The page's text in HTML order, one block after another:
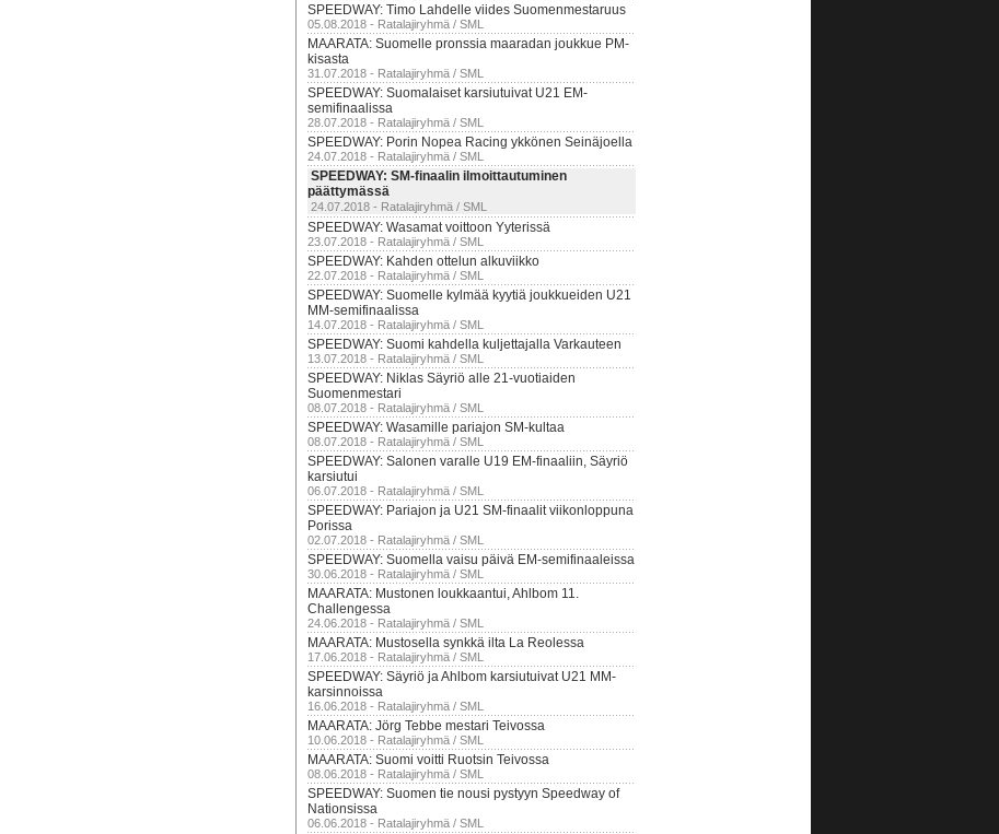
SPEEDWAY: Timo Lahdelle viides Suomenmestaruus
05.08.2018 - Ratalajiryhmä / SML
MAARATA: Suomelle pronssia maaradan joukkue PM-
kisasta
31.07.2018 - Ratalajiryhmä / SML
SPEEDWAY: Suomalaiset karsiutuivat U21 EM-
semifinaalissa
28.07.2018 - Ratalajiryhmä / SML
SPEEDWAY: Porin Nopea Racing ykkönen Seinäjoella
24.07.2018 - Ratalajiryhmä / SML
SPEEDWAY: SM-finaalin ilmoittautuminen
päättymässä
24.07.2018 - Ratalajiryhmä / SML
SPEEDWAY: Wasamat voittoon Yyterissä
23.07.2018 - Ratalajiryhmä / SML
SPEEDWAY: Kahden ottelun alkuviikko
22.07.2018 - Ratalajiryhmä / SML
SPEEDWAY: Suomelle kylmää kyytiä joukkueiden U21
MM-semifinaalissa
14.07.2018 - Ratalajiryhmä / SML
SPEEDWAY: Suomi kahdella kuljettajalla Varkauteen
13.07.2018 - Ratalajiryhmä / SML
SPEEDWAY: Niklas Säyriö alle 21-vuotiaiden
Suomenmestari
08.07.2018 - Ratalajiryhmä / SML
SPEEDWAY: Wasamille pariajon SM-kultaa
08.07.2018 - Ratalajiryhmä / SML
SPEEDWAY: Salonen varalle U19 EM-finaaliin, Säyriö
karsiutui
06.07.2018 - Ratalajiryhmä / SML
SPEEDWAY: Pariajon ja U21 SM-finaalit viikonloppuna
Porissa
02.07.2018 - Ratalajiryhmä / SML
SPEEDWAY: Suomella vaisu päivä EM-semifinaaleissa
30.06.2018 - Ratalajiryhmä / SML
MAARATA: Mustonen loukkaantui, Ahlbom 11.
Challengessa
24.06.2018 - Ratalajiryhmä / SML
MAARATA: Mustosella synkkä ilta La Reolessa
17.06.2018 - Ratalajiryhmä / SML
SPEEDWAY: Säyriö ja Ahlbom karsiutuivat U21 MM-
karsinnoissa
16.06.2018 - Ratalajiryhmä / SML
MAARATA: Jörg Tebbe mestari Teivossa
10.06.2018 - Ratalajiryhmä / SML
MAARATA: Suomi voitti Ruotsin Teivossa
08.06.2018 - Ratalajiryhmä / SML
SPEEDWAY: Suomen tie nousi pystyyn Speedway of
Nationsissa
06.06.2018 - Ratalajiryhmä / SML